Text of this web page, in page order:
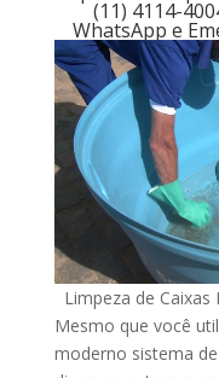
(11) 4114-
WhatsApp e
Limpeza de Caixas
Mesmo que você
moderno sistema